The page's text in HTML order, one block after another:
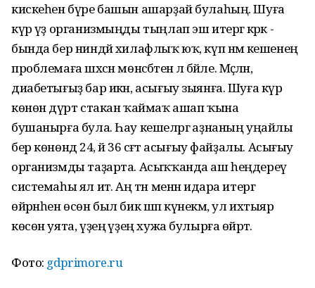
кискеһен бүре башын ашарҙай булаһың. Шуға
күрә үҙ организмыңды тыңлап эш итергә кәрәк -
бында бер ниндәй хилафлыҡ юҡ, күп нәмә кешенең
проблемаға шәхсән мөнәсәбәтенә лә бәйле. Мәҫәлән,
диабетығыҙ бар икән, асығыу зыянға. Шуға күрә
көнөнә дүрт стакан ҡаймаҡ ашап ҡына
бушанырға була. Һау кешеләргә аҙнаның уңайлы
бер көнөндә 24, йә 36 сәғәт асығыу файҙалы. Асығыу
организмды таҙарта. Асыҡҡанда аш һеңдереү
системаһы ял итә. Аң тән менән идара итергә
өйрәнһен өсөн был бик шәп күнекмә, ул ихтыяр
көсөн уята, үҙеңә үҙең хужа булырға өйрәтә.
Фото: gdprimore.ru